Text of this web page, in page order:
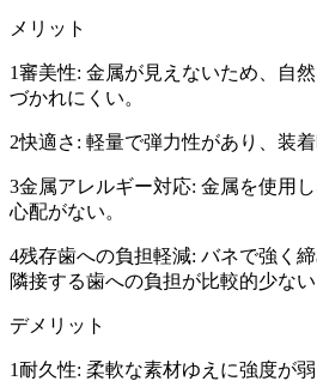
メリット
1審美性: 金属が見えないため、自
づかれにくい。
2快適さ: 軽量で弾力性があり、装
3金属アレルギー対応: 金属を使用
心配がない。
4残存歯への負担軽減: バネで強く
隣接する歯への負担が比較的少ない
デメリット
1耐久性: 柔軟な素材ゆえに強度が